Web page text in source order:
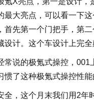
最大亮点，可以看一下
首先第一个门把手，第
设计。这个车设计上完
的极氪式操控，001
惯了这种极氪式操控性
这个月末我们用2年时